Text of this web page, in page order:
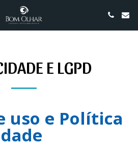
E LGPD
uso e Política